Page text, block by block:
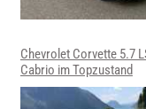
Chevrolet Corvette 5.7
Cabrio im Topzustand